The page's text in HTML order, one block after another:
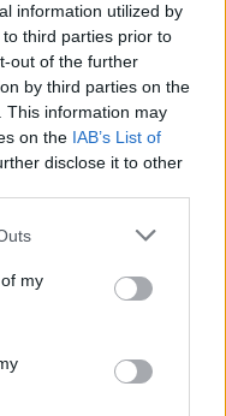
information utilized by
third parties prior to
out of the further
by third parties on the
This information may
on the IAB’s List of
disclose it to other
one or more Google
You may click to
third-party tags to
in below Google
my
ένα
δικαιώματος και
κάλπη. Οι
μέσα στην
νέοι. Μία σοβαρή
η αδικία αυτή
αλλά δεν
οι νέοι που στις